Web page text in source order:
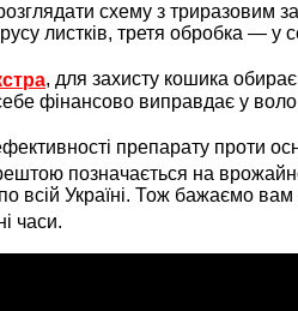
схему з
листків, третя обробка — у
, для захисту кошика
фінансово виправдає у
препарату проти
позначається на
всій Україні. Тож бажаємо
часи.